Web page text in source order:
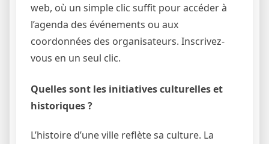
web, où un simple clic suffit pour accéder à
l’agenda des événements ou aux
coordonnées des organisateurs. Inscrivez-
vous en un seul clic.
Quelles sont les initiatives culturelles et
historiques ?
L’histoire d’une ville reflète sa culture. La